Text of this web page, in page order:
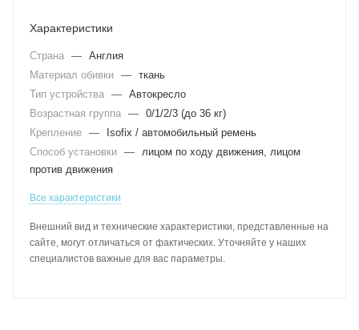
Характеристики
Страна — Англия
Материал обивки — ткань
Тип устройства — Автокресло
Возрастная группа — 0/1/2/3 (до 36 кг)
Крепление —
Isofix / автомобильный ремень
Способ установки —
лицом по ходу движения, лицом
против движения
Все характеристики
Внешний вид и технические характеристики, представленные на
сайте, могут отличаться от фактических. Уточняйте у наших
специалистов важные для вас параметры.